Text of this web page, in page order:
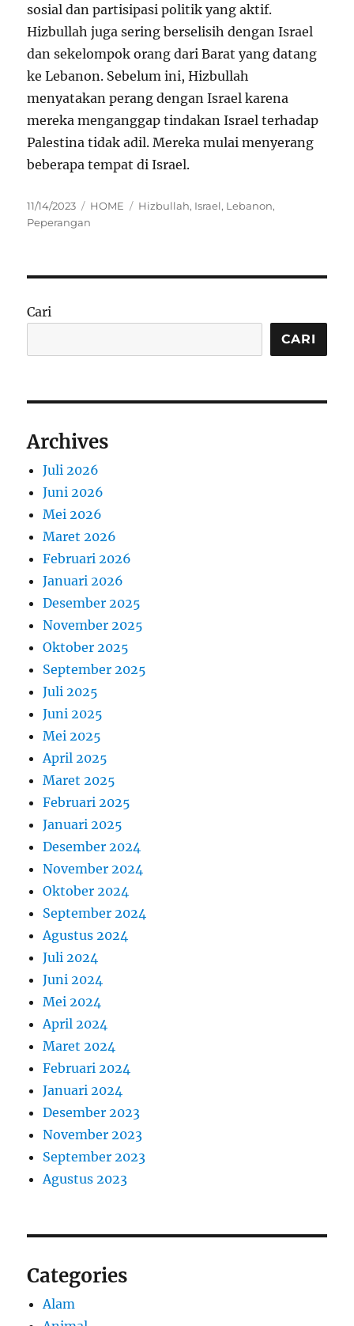
sosial dan partisipasi politik yang aktif.
Hizbullah juga sering berselisih dengan Israel
dan sekelompok orang dari Barat yang datang
ke Lebanon. Sebelum ini, Hizbullah
menyatakan perang dengan Israel karena
mereka menganggap tindakan Israel terhadap
Palestina tidak adil. Mereka mulai menyerang
beberapa tempat di Israel.
Posted
on
11/14/2023 Categories
HOME Tags
Hizbullah, Israel, Lebanon,
Peperangan
Cari
CARI
Archives
Juli 2026
Juni 2026
Mei 2026
Maret 2026
Februari 2026
Januari 2026
Desember 2025
November 2025
Oktober 2025
September 2025
Juli 2025
Juni 2025
Mei 2025
April 2025
Maret 2025
Februari 2025
Januari 2025
Desember 2024
November 2024
Oktober 2024
September 2024
Agustus 2024
Juli 2024
Juni 2024
Mei 2024
April 2024
Maret 2024
Februari 2024
Januari 2024
Desember 2023
November 2023
September 2023
Agustus 2023
Categories
Alam